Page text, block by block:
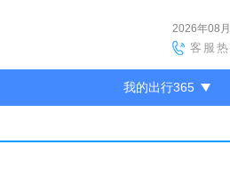
2026年08
客服热
我的出行365